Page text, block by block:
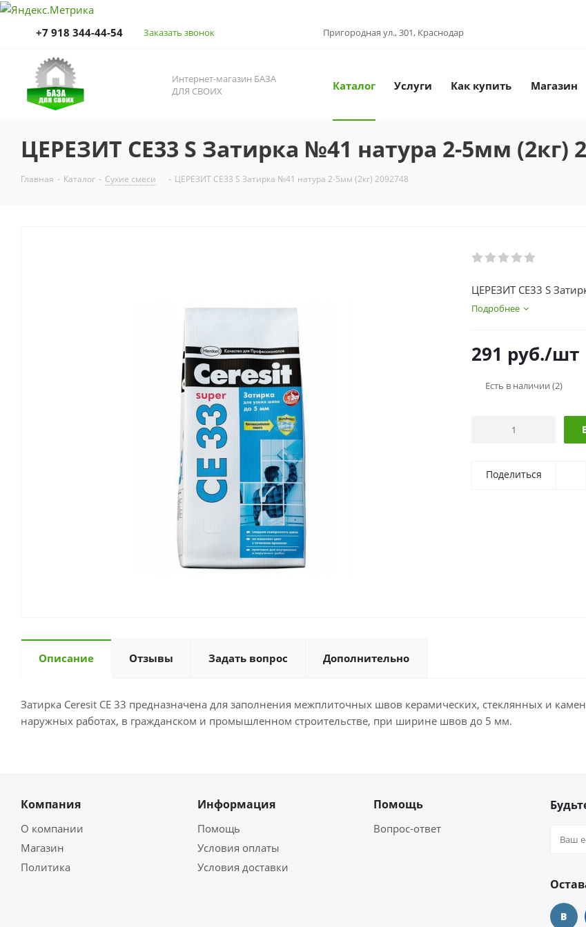
+7 918 344-44-54 Заказать звонок Пригородная ул., 301, Краснодар
Интернет-магазин БАЗА
ДЛЯ СВОИХ
Каталог Услуги Как купить Магазин
ЦЕРЕЗИТ СЕ33 S Затирка №41 натура 2-5мм (2кг)
Главная - Каталог - Сухие смеси - ЦЕРЕЗИТ СЕ33 S Затирка №41 натура 2-5мм (2кг) 2092748
ЦЕРЕЗИТ СЕ33 S
Подробнее
291 руб./шт
Есть в наличии (2)
Поделиться
Описание Отзывы Задать вопрос Дополнительно
Затирка Ceresit СE 33 предназначена для заполнения межплиточных швов керамических, стеклянных и
наружных работах, в гражданском и промышленном строительстве, при ширине швов до 5 мм.
Компания
О компании
Магазин
Политика
Информация
Помощь
Условия оплаты
Условия доставки
Помощь
Вопрос-ответ